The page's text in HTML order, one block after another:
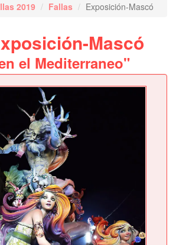
2019 Fallas Exposición-Mascó
Mascó
el Mediterraneo"